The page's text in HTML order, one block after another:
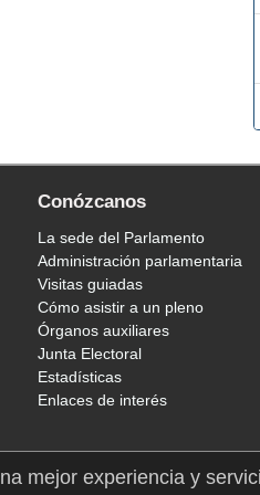
Conózcanos
La sede del Parlamento
Administración parlamentaria
Visitas guiadas
Cómo asistir a un pleno
Órganos auxiliares
Junta Electoral
Estadísticas
Enlaces de interés
mejor experiencia y